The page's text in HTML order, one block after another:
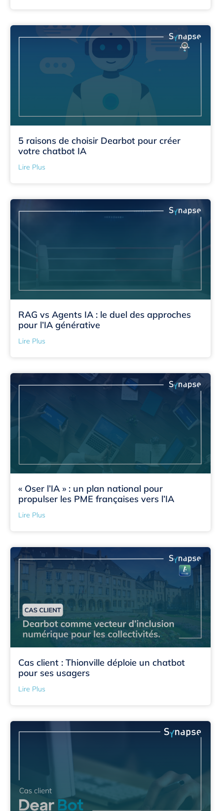
5 raisons de choisir Dearbot pour créer
votre chatbot IA
Lire Plus
RAG vs Agents IA : le duel des approches
pour l’IA générative
Lire Plus
« Oser l’IA » : un plan national pour
propulser les PME françaises vers l’IA
Lire Plus
Cas client : Thionville déploie un chatbot
pour ses usagers
Lire Plus